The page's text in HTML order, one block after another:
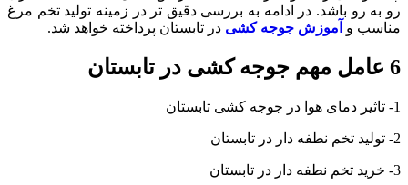
رو به رو باشد. در ادامه به بررسی دقیق تر در زمینه تولید تخم مرغ
مناسب و آموزش جوجه کشی در تابستان پرداخته خواهد شد.
6 عامل مهم جوجه کشی در تابستان
1- تاثیر دمای هوا در جوجه کشی تابستان
2- تولید تخم نطفه دار در تابستان
3- خرید تخم نطفه دار در تابستان